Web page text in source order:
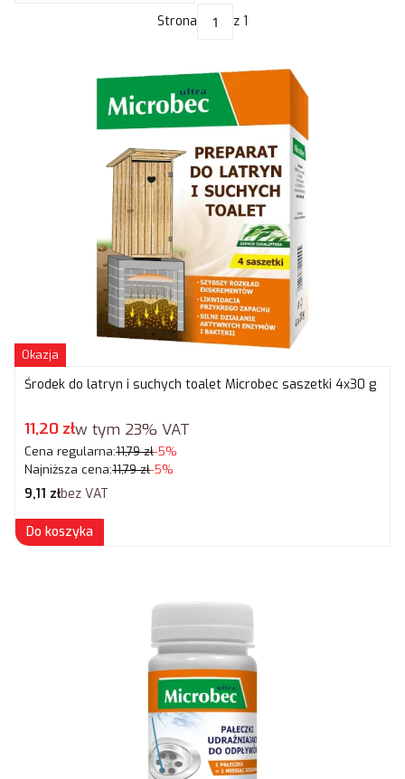
Strona z 1
Okazja
Środek do latryn i suchych toalet Microbec saszetki 4x30 g
Cena promocyjna brutto
11,20 złw tym 23% VAT
Cena regularna:11,79 zł-5%
Najniższa cena:11,79 zł-5%
Cena netto
9,11 złbez VAT
Do koszyka